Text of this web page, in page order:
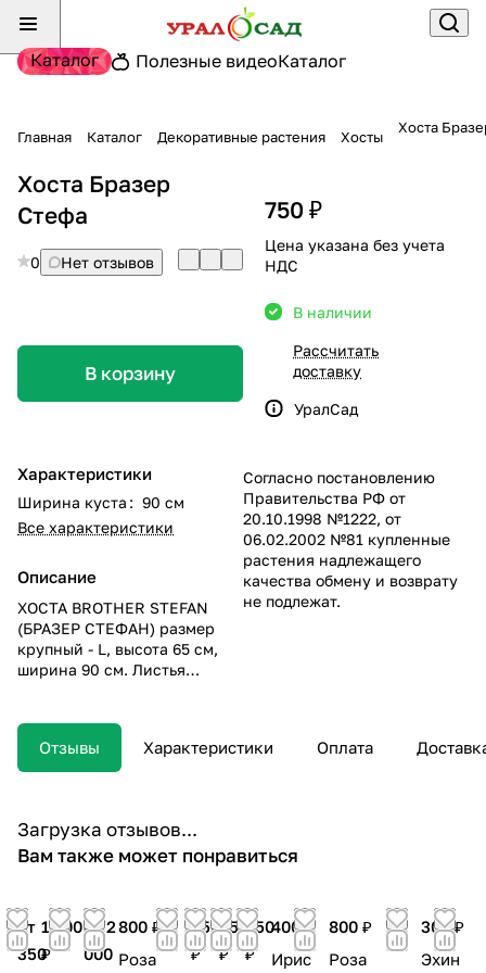
Каталог Полезные видеоКаталог
Главная Каталог Декоративные растения Хосты
Хоста
Хоста Бразер
Стефа
0 Нет отзывов
В корзину
Характеристики
Ширина куста : 90 см
Все характеристики
Описание
ХОСТА BROTHER STEFAN
(БРАЗЕР СТЕФАН) размер
крупный - L, высота 65 см,
ширина 90 см. Листья
золотистые с широкой
каймой различных оттенков
зелёного, язычками
Размер листа 28х25 см.
Цветы почти белые. Скорость
тени или полутени.
750 ₽
Цена указана без учета
НДС
В наличии
Рассчитать
доставку
УралСад
Согласно постановлению
Правительства РФ от
20.10.1998 №1222, от
06.02.2002 №81 купленные
растения надлежащего
качества обмену и возврату
не подлежат.
Отзывы Характеристики Оплата
Загрузка отзывов...
Вам также может понравиться
от
350
1 200
₽
от 2
000
800 ₽
Роза
350
₽
350
₽
250
₽
400 ₽
Ирис
800 ₽
Роза
300 ₽
Эхин